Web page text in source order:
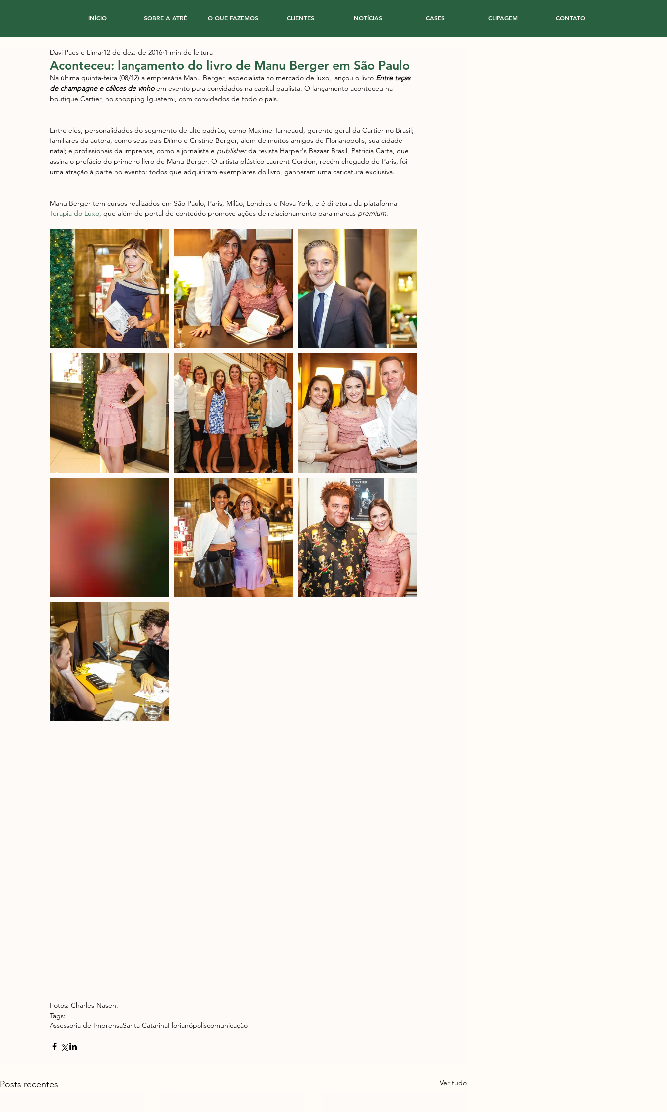
INÍCIO SOBRE A ATRÉ O QUE FAZEMOS CLIENTES NOTÍCIAS CASES CLIPAGEM CONTATO
Aconteceu: lançamento do livro de Manu Berger em São Paulo
Davi Paes e Lima 12 de dez. de 2016 1 min de leitura
Na última quinta-feira (08/12) a empresária Manu Berger, especialista no mercado de luxo, lançou o livro Entre taças
de champagne e cálices de vinho em evento para convidados na capital paulista. O lançamento aconteceu na
boutique Cartier, no shopping Iguatemi, com convidados de todo o país.
Entre eles, personalidades do segmento de alto padrão, como Maxime Tarneaud, gerente geral da Cartier no Brasil;
familiares da autora, como seus pais Dilmo e Cristine Berger, além de muitos amigos de Florianópolis, sua cidade
natal; e profissionais da imprensa, como a jornalista e publisher da revista Harper's Bazaar Brasil, Patricia Carta, que
assina o prefácio do primeiro livro de Manu Berger. O artista plástico Laurent Cordon, recém chegado de Paris, foi
uma atração à parte no evento: todos que adquiriram exemplares do livro, ganharam uma caricatura exclusiva.
Manu Berger tem cursos realizados em São Paulo, Paris, Milão, Londres e Nova York, e é diretora da plataforma
Terapia do Luxo, que além de portal de conteúdo promove ações de relacionamento para marcas premium.
Fotos: Charles Naseh.
Tags:
Assessoria de ImprensaSanta CatarinaFlorianópoliscomunicação
Posts recentes Ver tudo